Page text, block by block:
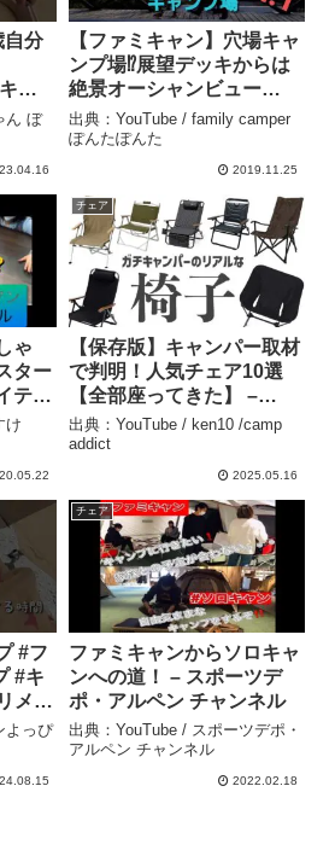
自分
ャ
ぼ
ん ぼ
【ファミキャン】穴場キャ
ンプ場⁉展望デッキからは
絶景オーシャンビュー
(#^^#)東伊豆ストーンチェ
アキャン場⛺ – family
camperぽんたぽんた
出典：YouTube / family camper
ぽんたぽんた
2019.11.25
ゃ
ター
テー
整
ッ
け
チェア
【保存版】キャンパー取材
で判明！人気チェア10選
【全部座ってきた】 –
ken10 /camp addict
出典：YouTube / ken10 /camp
addict
2025.05.16
#フ
#キ
メン
よっぴ
チェア
ファミキャンからソロキャ
ンへの道！ – スポーツデ
ポ・アルペン チャンネル
出典：YouTube / スポーツデポ・
アルペン チャンネル
2022.02.18